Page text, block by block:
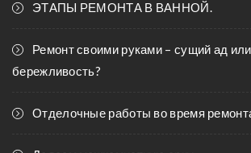
ЭТАПЫ РЕМОНТА В ВАННОЙ.
Ремонт своими руками – сущий ад
бережливость?
Отделочные работы во время